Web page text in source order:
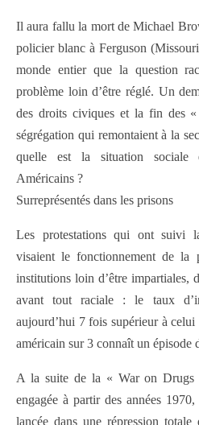
Il aura fallu la mort de Michael
policier blanc à Ferguson
monde entier que la question
problème loin d’être réglé. Un
des droits civiques et la fin des
ségrégation qui remontaient à la
quelle est la situation sociale
Américains ?
Surreprésentés dans les prisons
Les protestations qui ont suivi
visaient le fonctionnement de
institutions loin d’être impartiales,
avant tout raciale : le taux
aujourd’hui 7 fois supérieur à
américain sur 3 connaît un épisode
A la suite de la « War on Drugs
engagée à partir des années
lancée dans une répression